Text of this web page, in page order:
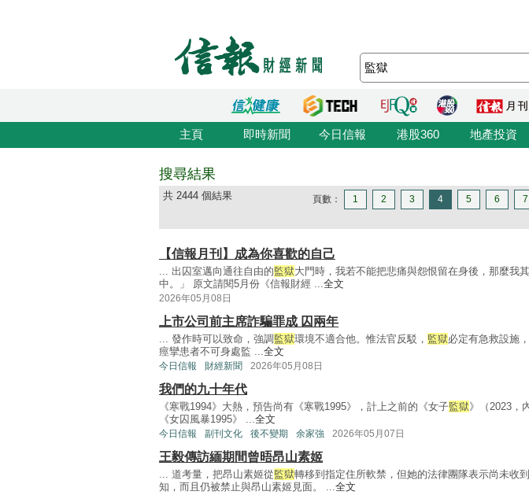
主頁 即時新聞 今日信報 港股360 地產投資
搜尋結果
共 2444 個結果 頁數： 1 2 3 4 5 6 7
【信報月刊】成為你喜歡的自己
... 出囚室邁向通往自由的監獄大門時，我若不能把悲痛與怨恨留在身後，那麼我
中。」 原文請閱5月份《信報財經 ...全文
2026年05月08日
上市公司前主席詐騙罪成 囚兩年
... 發作時可以致命，強調 監獄環境不適合他。惟法官反駁， 監獄必定有急救設施
痙攣患者不可身處監 ...全文
今日信報 財經新聞 2026年05月08日
我們的九十年代
《寒戰1994》大熱，預告尚有《寒戰1995》，計上之前的《女子監獄》（2023，
《女囚風暴1995》 ...全文
今日信報 副刊文化 後不變期 余家強 2026年05月07日
王毅傳訪緬期間曾晤昂山素姬
... 道考量，把昂山素姬從監獄轉移到指定住所軟禁，但她的法律團隊表示尚未收
知，而且仍被禁止與昂山素姬見面。 ...全文